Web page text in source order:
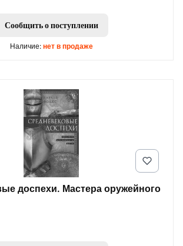
Сообщить о поступлении
Наличие: нет в продаже
доспехи. Мастера оружейного